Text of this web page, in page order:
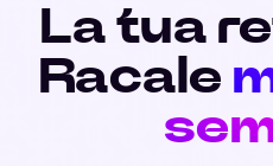
La tua
Racale